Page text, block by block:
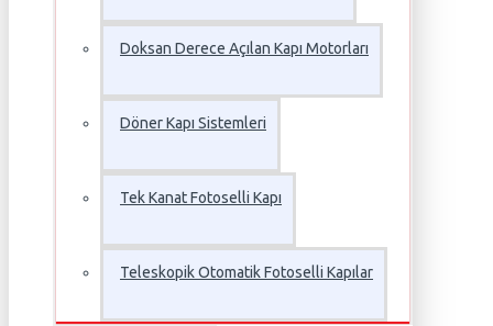
Doksan Derece Açılan Kapı Motorları
Döner Kapı Sistemleri
Tek Kanat Fotoselli Kapı
Teleskopik Otomatik Fotoselli Kapılar